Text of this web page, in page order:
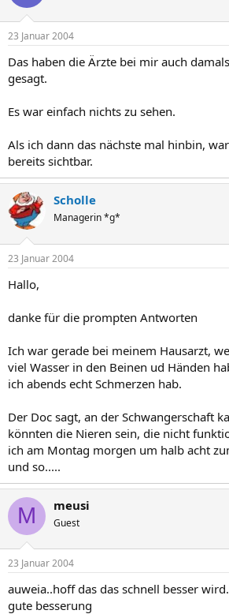
23 Januar 2004
Das haben die Ärzte bei mir auch
gesagt.
Es war einfach nichts zu sehen.
Als ich dann das nächste mal hinbin,
bereits sichtbar.
Scholle
Managerin *g*
23 Januar 2004
Hallo,
danke für die prompten Antworten
Ich war gerade bei meinem Hausarzt,
viel Wasser in den Beinen ud Händen
ich abends echt Schmerzen hab.
Der Doc sagt, an der Schwangerschaft
könnten die Nieren sein, die nicht
ich am Montag morgen um halb acht
und so.....
M meusi
Guest
23 Januar 2004
auweia..hoff das das schnell besser
gute besserung